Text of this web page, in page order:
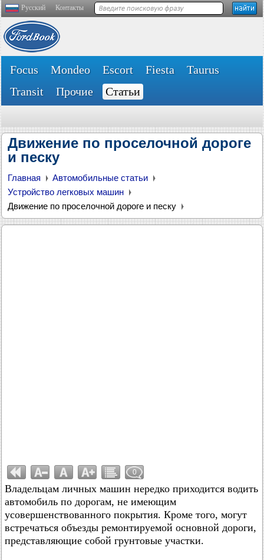
Русский Контакты
Focus Mondeo Escort Fiesta
Taurus
Transit
Прочие Статьи
Движение по проселочной дороге
и песку
Главная
Автомобильные статьи
Устройство легковых машин
Движение по проселочной дороге и песку
0
Владельцам личных машин нередко приходится водить
автомобиль по дорогам, не имеющим
усовершенствованного покрытия. Кроме того, могут
встречаться объезды ремонтируемой основной дороги,
представляющие собой грунтовые участки.